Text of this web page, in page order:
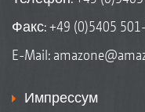
Факс: +49 (0)5405
E-Mail:
Импрессум